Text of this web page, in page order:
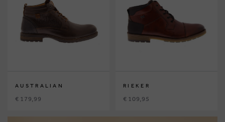
AUSTRALIAN
€ 179,99
RIEKER
€ 109,95